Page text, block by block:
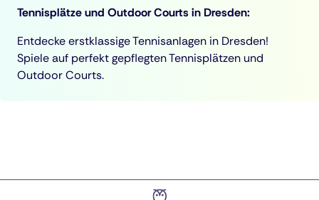
Tennisplätze und Outdoor Courts in Dresden:
Entdecke erstklassige Tennisanlagen in Dresden!
Spiele auf perfekt gepflegten Tennisplätzen und
Outdoor Courts.